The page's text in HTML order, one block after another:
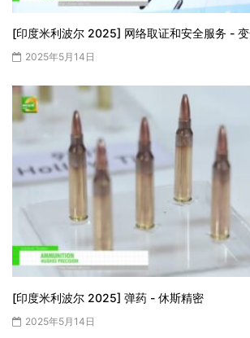
[印度米利波尔 2025] 网络取证和安全服务 -
2025年5月14日
[印度米利波尔 2025] 弹药 - 休斯精密
2025年5月14日